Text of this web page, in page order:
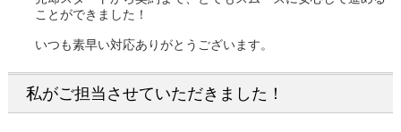
ことができました！
いつも素早い対応ありがとうございます。
私がご担当させていただきました！